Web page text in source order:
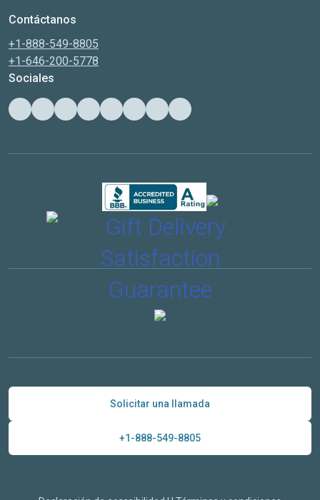
Contáctanos
+1-888-549-8805
+1-646-200-5778
Sociales
Solicitar una llamada
+1-888-549-8805